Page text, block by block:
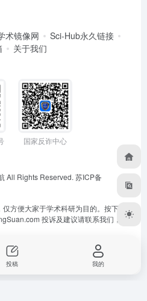
术镜像网
Sci-Hub永久链接
关于我们
国家反诈中心
All Rights Reserved. 苏ICP备
方便大家于学术科研为目的。按下
投诉及建议请联系我们，
投稿 我的